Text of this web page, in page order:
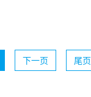
下一页 尾页